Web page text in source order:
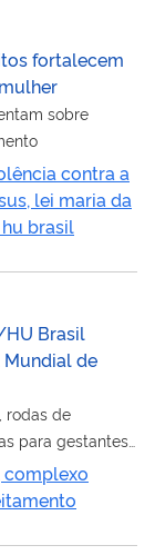
fortalecem
sobre
contra a
lei maria da
brasil
HU Brasil
de
rodas de
para gestantes,
complexo